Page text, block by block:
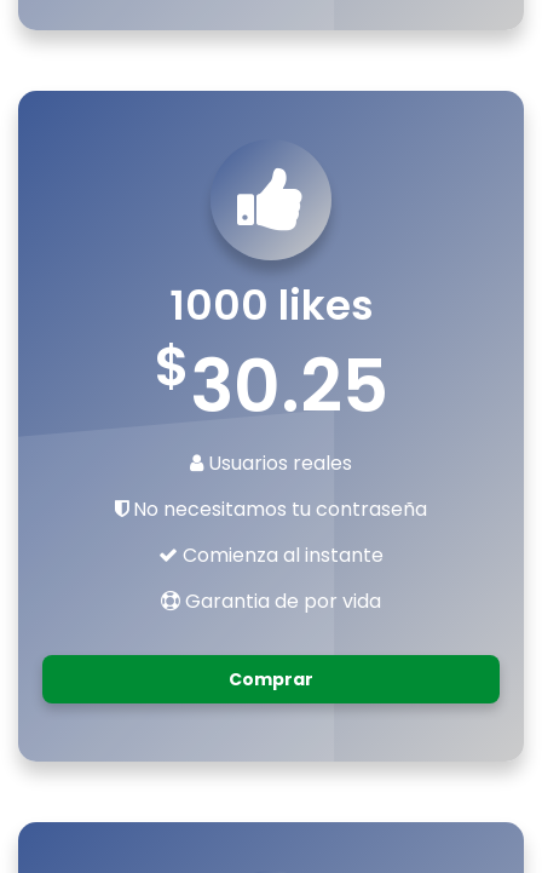
1000 likes
$30.25
Usuarios reales
No necesitamos tu contraseña
Comienza al instante
Garantia de por vida
Comprar